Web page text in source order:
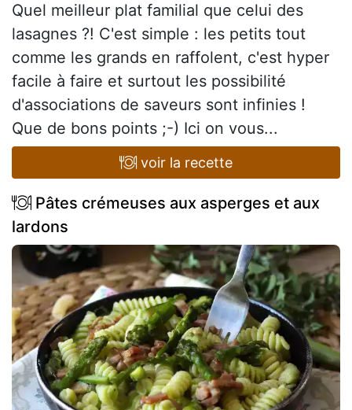
Quel meilleur plat familial que celui des
lasagnes ?! C'est simple : les petits tout
comme les grands en raffolent, c'est hyper
facile à faire et surtout les possibilité
d'associations de saveurs sont infinies !
Que de bons points ;-) Ici on vous...
voir la recette
Pâtes crémeuses aux asperges et aux
lardons